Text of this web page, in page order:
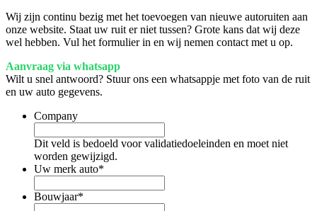
Wij zijn continu bezig met het toevoegen van nieuwe autoruiten aan
onze website. Staat uw ruit er niet tussen? Grote kans dat wij deze
wel hebben. Vul het formulier in en wij nemen contact met u op.
Aanvraag via whatsapp
Wilt u snel antwoord? Stuur ons een whatsappje met foto van de ruit
en uw auto gegevens.
Company
Dit veld is bedoeld voor validatiedoeleinden en moet niet
worden gewijzigd.
Uw merk auto*
Bouwjaar*